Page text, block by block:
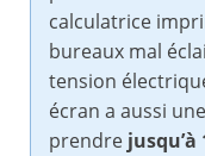
calculatrice
bureaux mal
tension
écran a aussi
prendre